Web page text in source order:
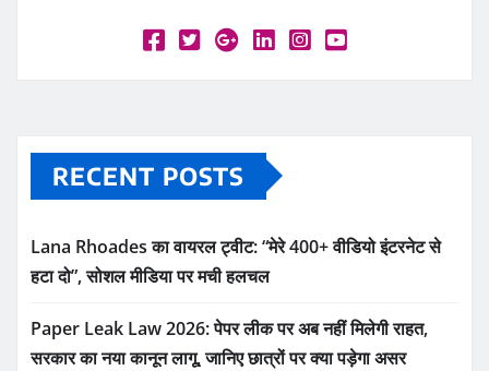
RECENT POSTS
Lana Rhoades का वायरल ट्वीट: “मेरे 400+ वीडियो इंटरनेट से
हटा दो”, सोशल मीडिया पर मची हलचल
Paper Leak Law 2026: पेपर लीक पर अब नहीं मिलेगी राहत,
सरकार का नया कानून लागू, जानिए छात्रों पर क्या पड़ेगा असर